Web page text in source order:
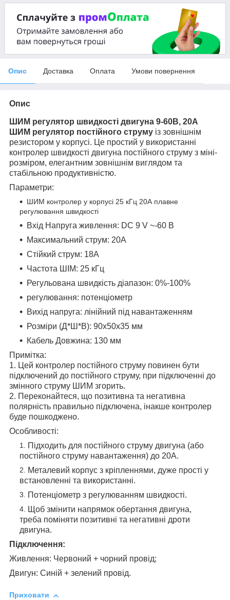
Опис Доставка Оплата Умови повернення
Опис
ШИМ регулятор швидкості двигуна 9-60В, 20А
ШИМ регулятор постійного струму із зовнішнім
резистором у корпусі. Це простий у використанні
контролер швидкості двигуна постійного струму з міні-
розміром, елегантним зовнішнім виглядом та
стабільною продуктивністю.
Параметри:
ШИМ контролер у корпусі 25 кГц 20А плавне
регулювання швидкості
Вхід Напруга живлення: DC 9 V ~-60 В
Максимальний струм: 20А
Стійкий струм: 18А
Частота ШІМ: 25 кГц
Регульована швидкість діапазон: 0%-100%
регулювання: потенціометр
Вихід напруга: лінійний під навантаженням
Розміри (Д*Ш*В): 90x50x35 мм
Кабель Довжина: 130 мм
Примітка:
1. Цей контролер постійного струму повинен бути
підключений до постійного струму, при підключенні до
змінного струму ШИМ згорить.
2. Переконайтеся, що позитивна та негативна
полярність правильно підключена, інакше контролер
буде пошкоджено.
Особливості:
Підходить для постійного струму двигуна (або
постійного струму навантаження) до 20A.
Металевий корпус з кріпленнями, дуже прості у
встановленні та використанні.
Потенціометр з регулюванням швидкості.
Щоб змінити напрямок обертання двигуна,
треба поміняти позитивні та негативні дроти
двигуна.
Підключення:
Живлення: Червоний + чорний провід;
Двигун: Синій + зелений провід.
Приховати